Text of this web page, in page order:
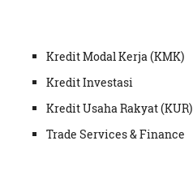
Kredit Modal Kerja (KMK)
Kredit Investasi
Kredit Usaha Rakyat (KUR)
Trade Services & Finance